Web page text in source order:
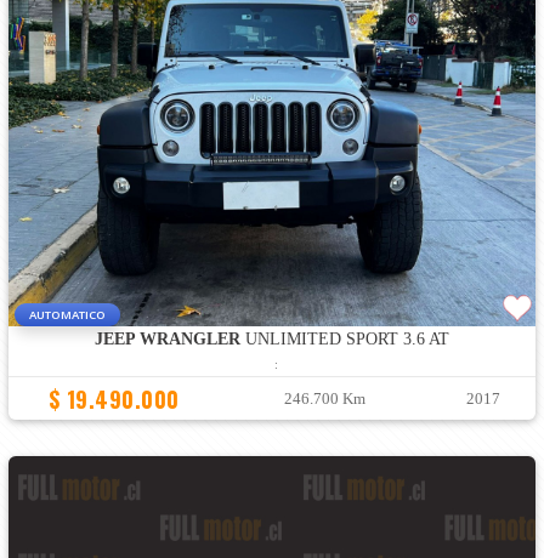
AUTOMATICO
JEEP WRANGLER UNLIMITED SPORT 3.6 AT
:
$ 19.490.000 246.700 Km 2017